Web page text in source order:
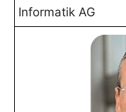
Informatik AG